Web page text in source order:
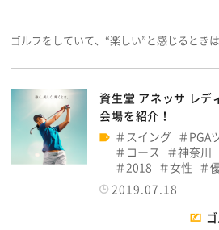
ゴルフをしていて、“楽しい”と感じるとき
資生堂 アネッサ レデ
会場を紹介！
スイング
PGA
コース
神奈川
2018
女性
2019.07.18